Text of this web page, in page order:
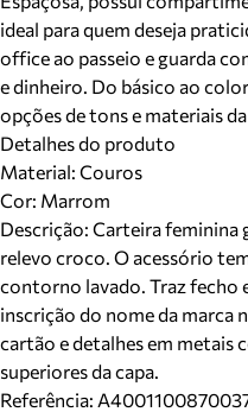
ideal para quem deseja
office ao passeio e guarda
e dinheiro. Do básico ao
opções de tons e materiais
Detalhes do produto
Material: Couros
Cor: Marrom
Descrição: Carteira feminina
relevo croco. O acessório
contorno lavado. Traz fecho
inscrição do nome da marca
cartão e detalhes em metais
superiores da capa.
Referência: